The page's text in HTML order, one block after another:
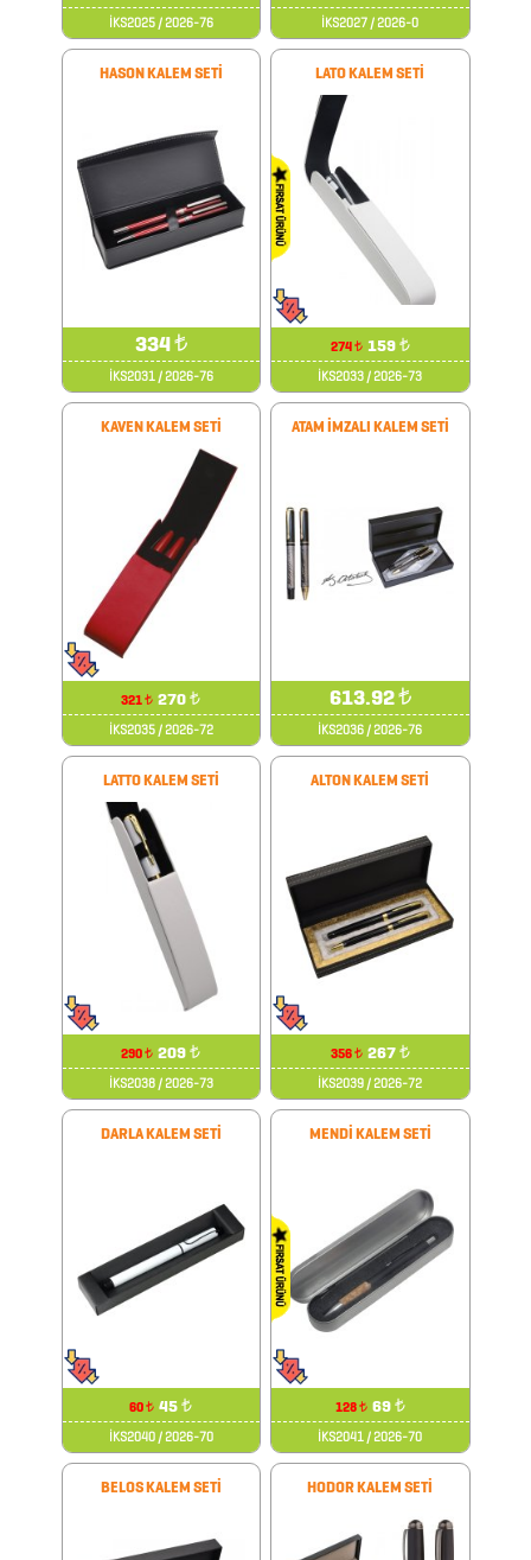
MAGSAFE
KARTLIK
SETLERİ
METRELER
ORGANİZERLER
MATARA
ÜRÜNLER
ÇEŞİTLERİ
CİHAZLARI
ŞEMSİYE
SPEAKER
TEKSTİL
İKS2025 / 2026-76 İKS2027 / 2026-0
HASON KALEM SETİ
334₺
İKS2031 / 2026-76
LATO KALEM SETİ
274₺ 159 ₺
İKS2033 / 2026-73
KAVEN KALEM SETİ
321₺ 270₺
İKS2035 / 2026-72
ATAM İMZALI KALEM SETİ
613.92₺
İKS2036 / 2026-76
LATTO KALEM SETİ
290₺ 209₺
İKS2038 / 2026-73
ALTON KALEM SETİ
356₺ 267 ₺
İKS2039 / 2026-72
DARLA KALEM SETİ
60₺ 45₺
İKS2040 / 2026-70
MENDİ KALEM SETİ
128₺ 69 ₺
İKS2041 / 2026-70
BELOS KALEM SETİ HODOR KALEM SETİ